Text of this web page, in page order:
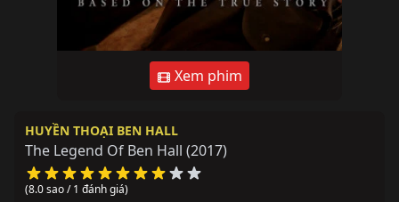
Xem phim
HUYỀN THOẠI BEN HALL
The Legend Of Ben Hall (2017)
(8.0 sao / 1 đánh giá)